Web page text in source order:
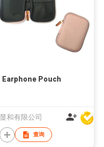
Earphone Pouch
显和有限公司
查询